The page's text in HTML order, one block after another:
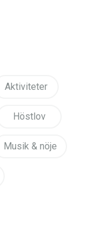
Aktiviteter
Höstlov
Musik & nöje